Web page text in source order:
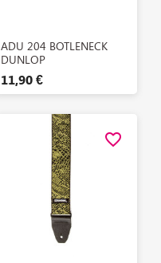
Aperçu rapide
ADU 204 BOTLENECK
DUNLOP
11,90 €
favorite_border